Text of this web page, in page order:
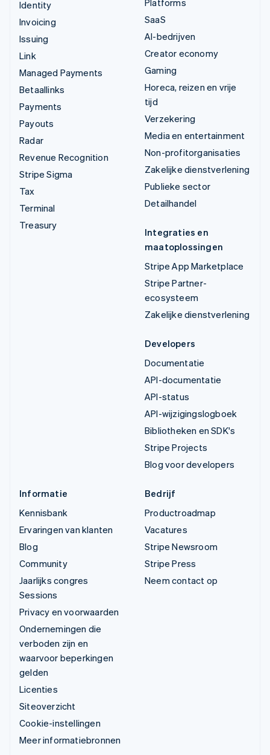
Identity
Invoicing
Issuing
Link
Managed Payments
Betaallinks
Payments
Payouts
Radar
Revenue Recognition
Stripe Sigma
Tax
Terminal
Treasury
SaaS
AI-bedrijven
Creator economy
Gaming
Horeca, reizen en vrije
tijd
Verzekering
Media en entertainment
Non-profitorganisaties
Zakelijke dienstverlening
Publieke sector
Detailhandel
Integraties en
maatoplossingen
Stripe App Marketplace
Stripe Partner-
ecosysteem
Zakelijke dienstverlening
Developers
Documentatie
API-documentatie
API-status
API-wijzigingslogboek
Bibliotheken en SDK's
Stripe Projects
Blog voor developers
Informatie
Kennisbank
Ervaringen van klanten
Blog
Community
Jaarlijks congres
Sessions
Privacy en voorwaarden
Ondernemingen die
verboden zijn en
waarvoor beperkingen
gelden
Licenties
Siteoverzicht
Cookie-instellingen
Meer informatiebronnen
Bedrijf
Productroadmap
Vacatures
Stripe Newsroom
Stripe Press
Neem contact op